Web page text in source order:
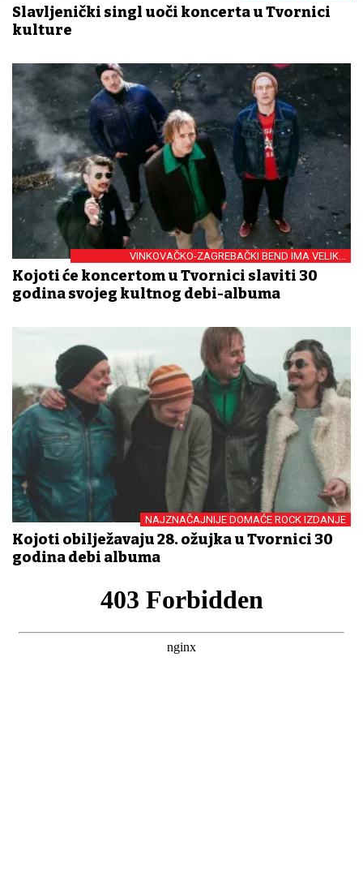
Slavljenički singl uoči koncerta u Tvornici
kulture
VINKOVAČKO-ZAGREBAČKI BEND IMA VELIKU
OBLJETNICU
Kojoti će koncertom u Tvornici slaviti 30
godina svojeg kultnog debi-albuma
NAJZNAČAJNIJE DOMAĆE ROCK IZDANJE
Kojoti obilježavaju 28. ožujka u Tvornici 30
godina debi albuma